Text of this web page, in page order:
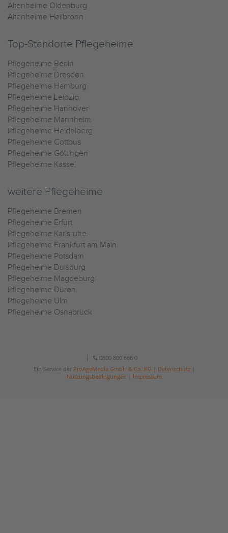
Altenheime Oldenburg
Altenheime Heilbronn
Top-Standorte Pflegeheime
Pflegeheime Berlin
Pflegeheime Dresden
Pflegeheime Hamburg
Pflegeheime Leipzig
Pflegeheime Hannover
Pflegeheime Mannheim
Pflegeheime Heidelberg
Pflegeheime Cottbus
Pflegeheime Göttingen
Pflegeheime Kassel
weitere Pflegeheime
Pflegeheime Bremen
Pflegeheime Erfurt
Pflegeheime Karlsruhe
Pflegeheime Frankfurt am Main
Pflegeheime Potsdam
Pflegeheime Duisburg
Pflegeheime Magdeburg
Pflegeheime Düren
Pflegeheime Ulm
Pflegeheime Osnabrück
0800 800 666 0
Ein Service der ProAgeMedia GmbH & Co. KG Datenschutz|
Nutzungsbedingungen
Impressum